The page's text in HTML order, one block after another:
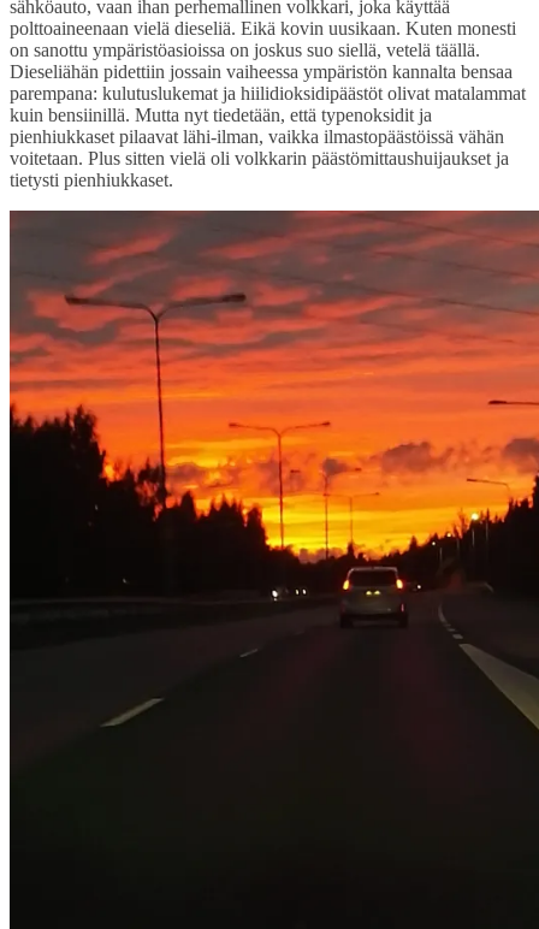
sähköauto, vaan ihan perhemallinen volkkari, joka käyttää
polttoaineenaan vielä dieseliä. Eikä kovin uusikaan. Kuten monesti
on sanottu ympäristöasioissa on joskus suo siellä, vetelä täällä.
Dieseliähän pidettiin jossain vaiheessa ympäristön kannalta bensaa
parempana: kulutuslukemat ja hiilidioksidipäästöt olivat matalammat
kuin bensiinillä. Mutta nyt tiedetään, että typenoksidit ja
pienhiukkaset pilaavat lähi-ilman, vaikka ilmastopäästöissä vähän
voitetaan. Plus sitten vielä oli volkkarin päästömittaushuijaukset ja
tietysti pienhiukkaset.